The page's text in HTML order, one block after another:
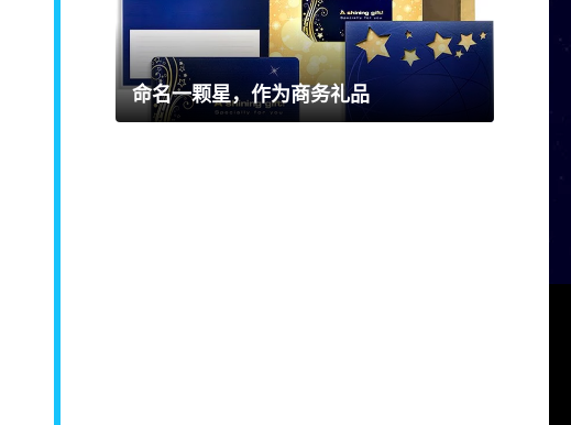
命名一颗星，作为商务礼品